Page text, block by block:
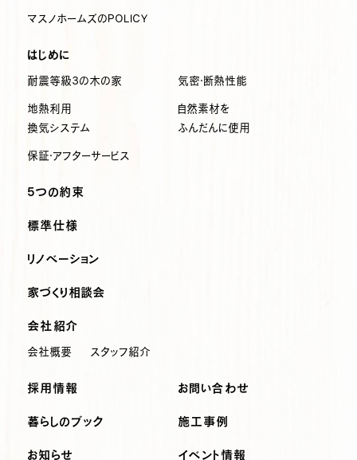
マスノホームズのPOLICY
はじめに
耐震等級3の木の家 気密・断熱性能
地熱利用
換気システム
自然素材を
ふんだんに使用
保証・アフターサービス
5つの約束
標準仕様
リノベーション
家づくり相談会
会社紹介
会社概要 スタッフ紹介
採用情報 お問い合わせ
暮らしのブック 施工事例
お知らせ イベント情報